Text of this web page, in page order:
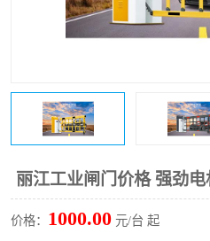
丽江工业闸门价格 强劲电
价格： 1000.00 元/台 起